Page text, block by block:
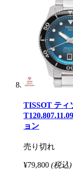
TISSOT ティ
ョン
売り切れ
¥79,800 (税込)